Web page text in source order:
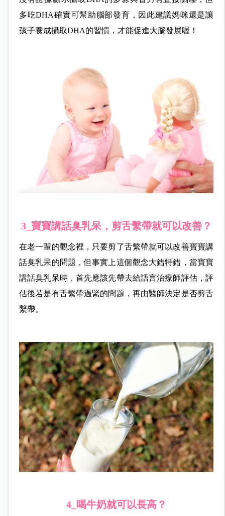
多吃DHA確實可幫助腦部發育，因此建議媽咪還是讓
孩子養成攝取DHA的習慣，才能促進大腦發展喔！
3_寶寶講話臭乳呆，剪舌繫帶就可以改善？
在老一輩的觀念裡，只要剪了舌繫帶就可以改善寶寶講
話臭乳呆的問題，但事實上這個觀念大錯特錯，當寶寶
講話臭乳呆時，首先應該先帶去給語言治療師評估，評
估後若是有舌繫帶過緊的問題，再由醫師決定是否剪舌
繫帶。
4_喝牛奶就可以長高？